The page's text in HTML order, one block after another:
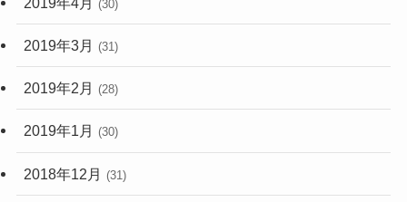
(30)
2019年3月 (31)
2019年2月 (28)
2019年1月 (30)
2018年12月 (31)